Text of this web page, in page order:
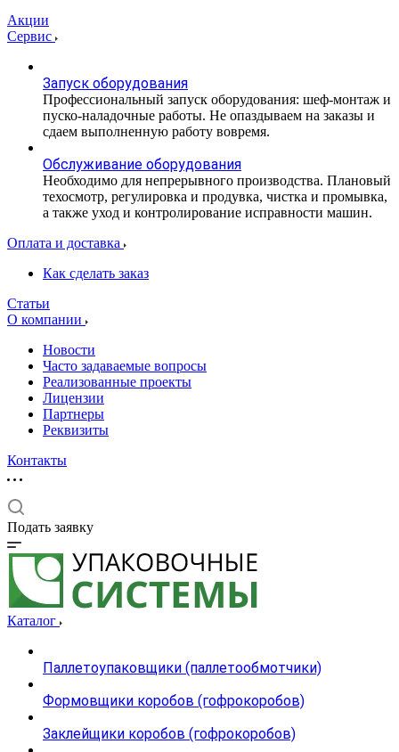
Акции
Сервис
Запуск оборудования
Профессиональный запуск оборудования: шеф-монтаж и
пуско-наладочные работы. Не опаздываем на заказы и
сдаем выполненную работу вовремя.
Обслуживание оборудования
Необходимо для непрерывного производства. Плановый
техосмотр, регулировка и продувка, чистка и промывка,
а также уход и контролирование исправности машин.
Оплата и доставка
Как сделать заказ
Статьи
О компании
Новости
Часто задаваемые вопросы
Реализованные проекты
Лицензии
Партнеры
Реквизиты
Контакты
Подать заявку
Каталог
Паллетоупаковщики (паллетообмотчики)
Формовщики коробов (гофрокоробов)
Заклейщики коробов (гофрокоробов)